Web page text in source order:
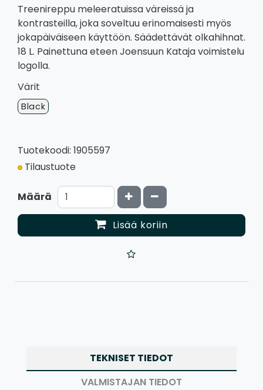
Treenireppu meleeratuissa väreissä ja
kontrasteilla, joka soveltuu erinomaisesti myös
jokapäiväiseen käyttöön. Säädettävät olkahihnat.
18 L. Painettuna eteen Joensuun Kataja voimistelu
logolla.
Värit
Black
Tuotekoodi: 1905597
Tilaustuote
Määrä Kasvata määrää
Vähennä määrää
Lisää koriin
TEKNISET TIEDOT
VALMISTAJAN TIEDOT